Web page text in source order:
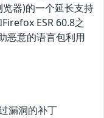
器)的一个延长支持
ESR 60.8之
恶意的语言包利用
漏洞的补丁